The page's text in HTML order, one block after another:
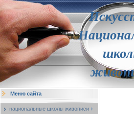
Меню сайта
национальные школы живописи